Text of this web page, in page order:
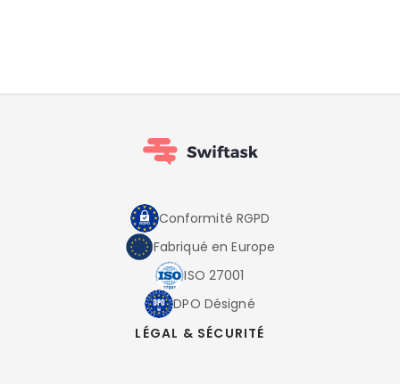
Conformité RGPD
Fabriqué en Europe
ISO 27001
DPO Désigné
LÉGAL & SÉCURITÉ